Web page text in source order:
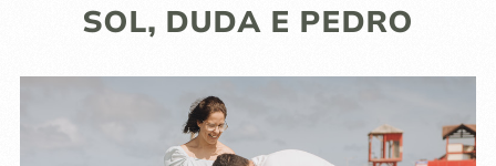
SOL, DUDA E PEDRO